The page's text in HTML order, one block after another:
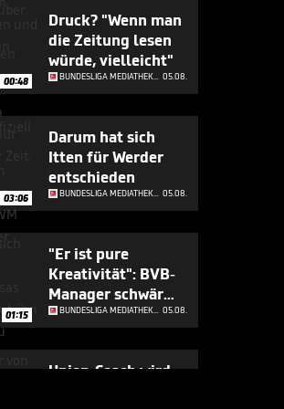
00:48
Druck? "Wenn man
die Zeitung lesen
würde, vielleicht"
BUNDESLIGA MEDIATHEK HIGHLIGHTS 05.08.
03:06
Darum hat sich
Itten für Werder
entschieden
BUNDESLIGA MEDIATHEK HIGHLIGHTS 05.08.
01:15
"Er ist pure
Kreativität": BVB-
Manager schwärmt
von Neuzugang
BUNDESLIGA MEDIATHEK HIGHLIGHTS 05.08.
Union-Coach wird